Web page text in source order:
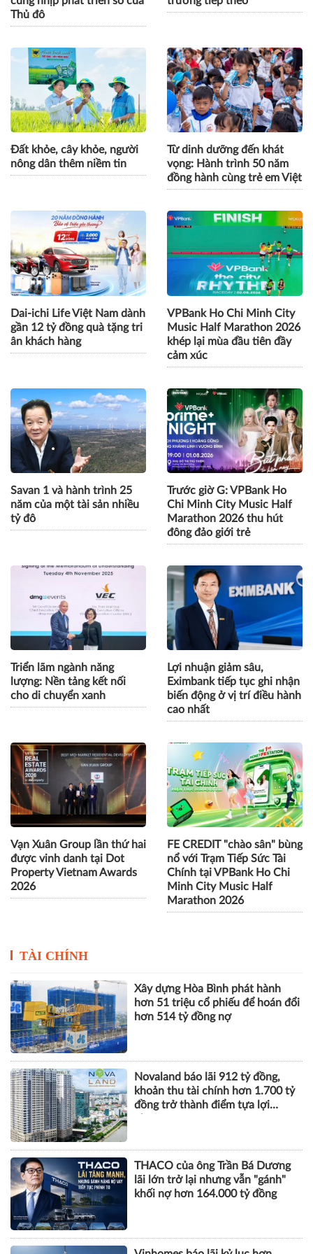
GPBank mở rộng hệ sinh
thái tài chính, đồng hành
cùng nhịp phát triển số của
Thủ đô
Cách Masan kiến tạo nội
lực cho chặng đường tăng
trưởng tiếp theo
Đất khỏe, cây khỏe, người
nông dân thêm niềm tin
Từ dinh dưỡng đến khát
vọng: Hành trình 50 năm
đồng hành cùng trẻ em Việt
Dai-ichi Life Việt Nam dành
gần 12 tỷ đồng quà tặng tri
ân khách hàng
VPBank Ho Chi Minh City
Music Half Marathon 2026
khép lại mùa đầu tiên đầy
cảm xúc
Savan 1 và hành trình 25
năm của một tài sản nhiều
tỷ đô
Trước giờ G: VPBank Ho
Chi Minh City Music Half
Marathon 2026 thu hút
đông đảo giới trẻ
Triển lãm ngành năng
lượng: Nền tảng kết nối
cho di chuyển xanh
Lợi nhuận giảm sâu,
Eximbank tiếp tục ghi nhận
biến động ở vị trí điều hành
cao nhất
được vinh danh tại Dot
2026
Minh City Music Half
Marathon 2026
TÀI CHÍNH
Xây dựng Hòa Bình phát hành
hơn 51 triệu cổ phiếu để hoán đổi
hơn 514 tỷ đồng nợ
Novaland báo lãi 912 tỷ đồng,
khoản thu tài chính hơn 1.700 tỷ
đồng trở thành điểm tựa lợi